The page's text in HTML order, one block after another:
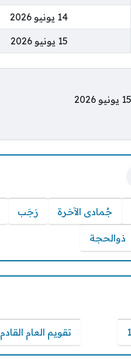
14 يونيو 2026
15 يونيو 2026
جُمادى الآخرة رَجَب
ذوالحجة
تقويم العام القادم 1449